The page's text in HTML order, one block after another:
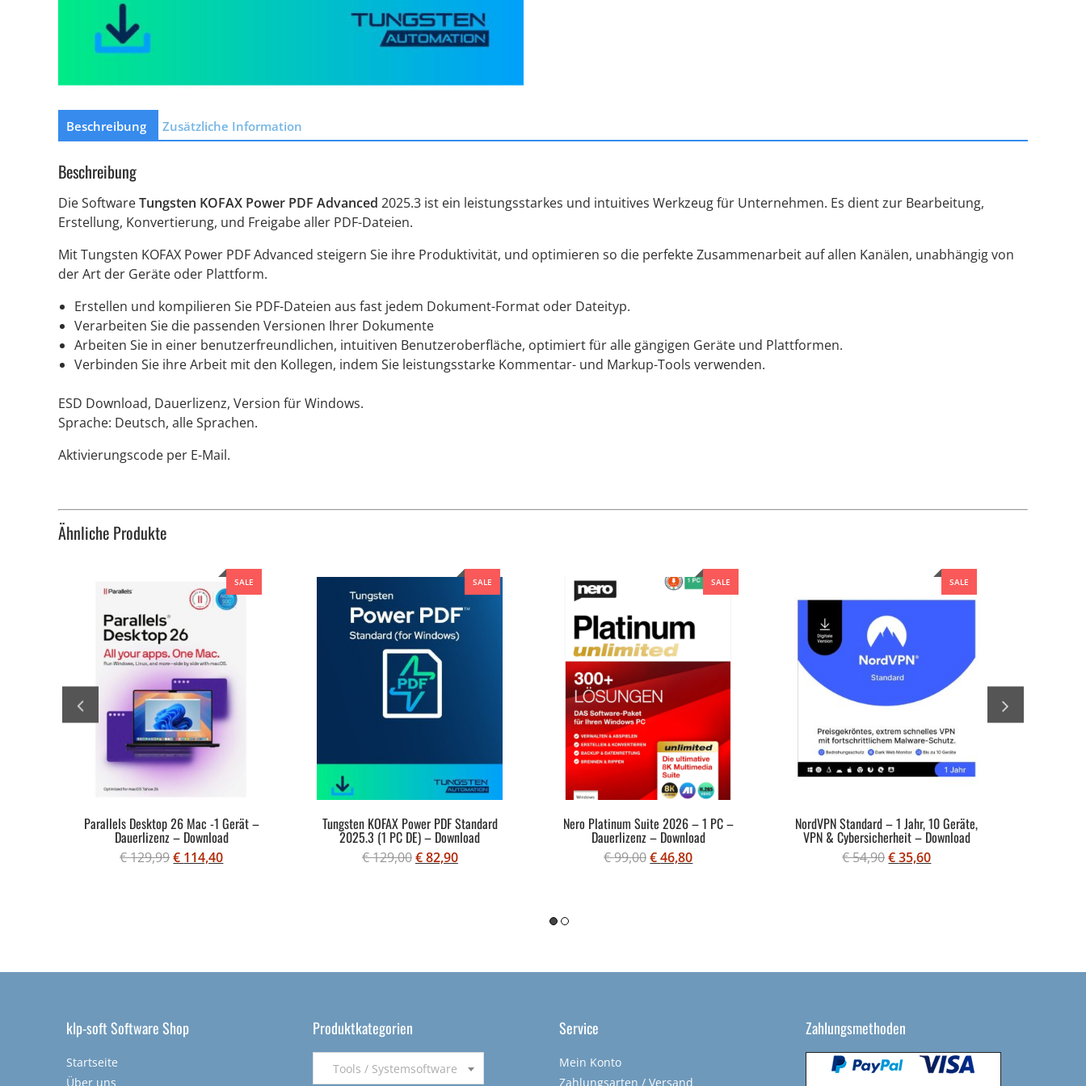
Beschreibung Zusätzliche Information
Beschreibung
Die SoftwareTungsten KOFAX Power PDF Advanced 2025.3 ist ein leistungsstarkes und intuitives Werkzeug für Unternehmen. Es dient zur Bearbeitung,
Erstellung, Konvertierung, und Freigabe aller PDF-Dateien.
Mit Tungsten KOFAX Power PDF Advanced steigern Sie ihre Produktivität, und optimieren so die perfekte Zusammenarbeit auf allen Kanälen, unabhängig von
der Art der Geräte oder Plattform.
Erstellen und kompilieren Sie PDF-Dateien aus fast jedem Dokument-Format oder Dateityp.
Verarbeiten Sie die passenden Versionen Ihrer Dokumente
Arbeiten Sie in einer benutzerfreundlichen, intuitiven Benutzeroberfläche, optimiert für alle gängigen Geräte und Plattformen.
Verbinden Sie ihre Arbeit mit den Kollegen, indem Sie leistungsstarke Kommentar- und Markup-Tools verwenden.
ESD Download, Dauerlizenz, Version für Windows.
Sprache: Deutsch, alle Sprachen.
Aktivierungscode per E-Mail.
Ähnliche Produkte
SALE
Parallels Desktop 26 Mac -1 Gerät –
Dauerlizenz – Download
€129,99€ 114,40
SALE
Tungsten KOFAX Power PDF Standard
2025.3 (1 PC DE) – Download
€129,00€82,90
SALE
Nero Platinum Suite 2026 – 1 PC –
Dauerlizenz – Download
€99,00€46,80
SALE
NordVPN Standard – 1 Jahr, 10 Geräte,
VPN & Cybersicherheit – Download
€54,90€35,60
klp-soft Software Shop
Startseite
Über uns
Produktkategorien
Tools / Systemsoftware
Service
Mein Konto
Zahlungsarten / Versand
Zahlungsmethoden